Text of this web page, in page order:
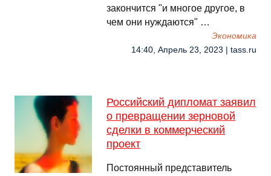
закончится "и многое другое, в
чем они нуждаются" …
Экономика
14:40, Апрель 23, 2023 | tass.ru
Российский дипломат заявил
о превращении зерновой
сделки в коммерческий
проект
Постоянный представитель